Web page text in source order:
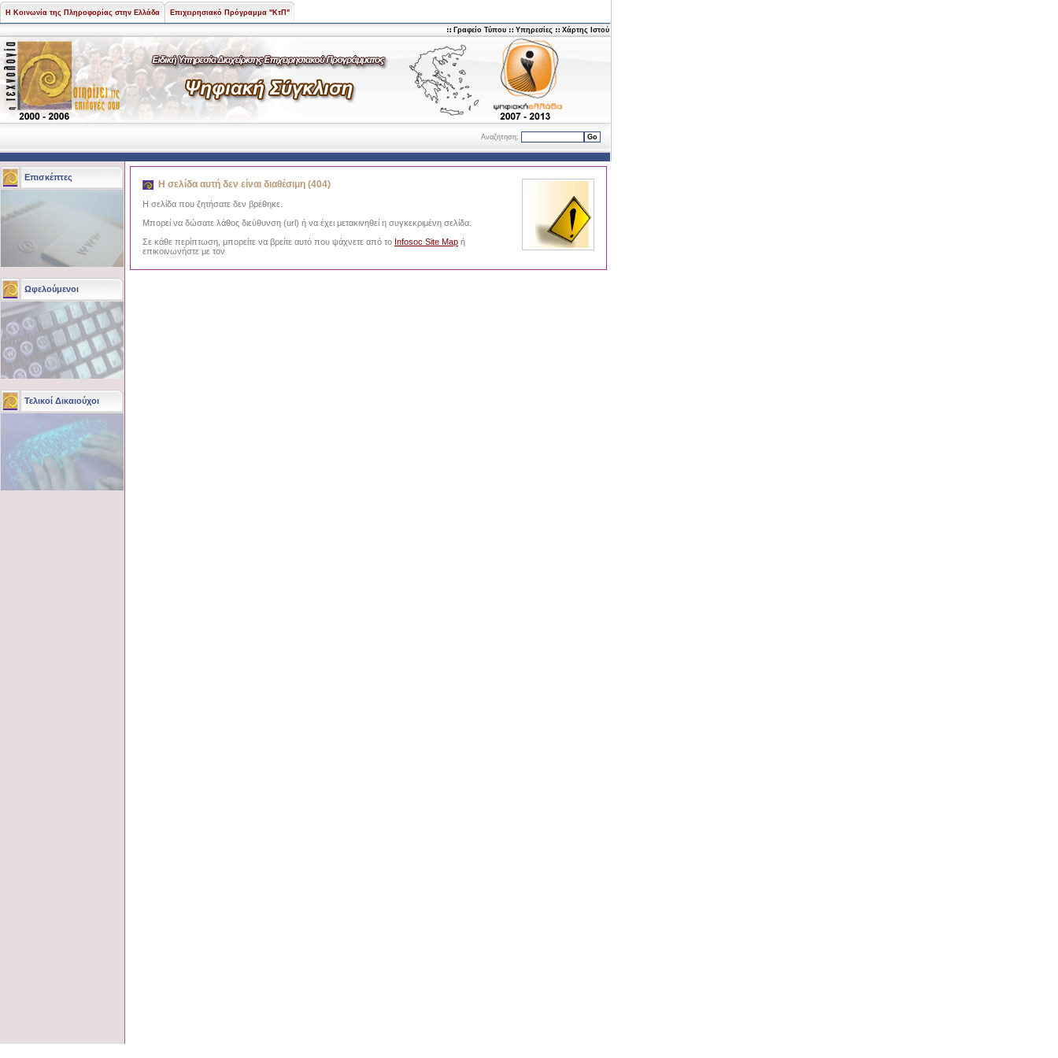
Η Κοινωνία της Πληροφορίας στην Ελλάδα Επιχειρησιακό Πρόγραμμα "ΚτΠ"
Γραφείο Τύπου Υπηρεσίες Χάρτης Ιστού
Αναζήτηση: Go
Επισκέπτες
Ωφελούμενοι
Τελικοί Δικαιούχοι
Η σελίδα αυτή δεν είναι διαθέσιμη (404)
Η σελίδα που ζητήσατε δεν βρέθηκε.
Μπορεί να δώσατε λάθος διεύθυνση (url) ή να έχει μετακινηθεί η συγκεκριμένη σελίδα.
Σε κάθε περίπτωση, μπορείτε να βρείτε αυτό που ψάχνετε από το Infosoc Site Map ή
επικοινωνήστε με τον